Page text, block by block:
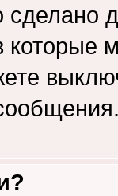
сделано